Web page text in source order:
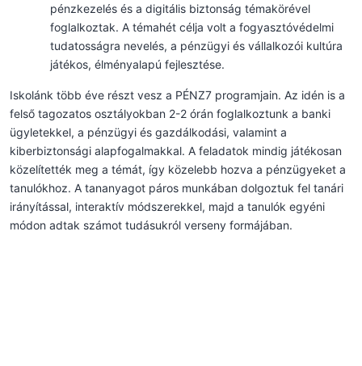
pénzkezelés és a digitális biztonság témakörével
foglalkoztak. A témahét célja volt a fogyasztóvédelmi
tudatosságra nevelés, a pénzügyi és vállalkozói kultúra
játékos, élményalapú fejlesztése.
Iskolánk több éve részt vesz a PÉNZ7 programjain. Az idén is a
felső tagozatos osztályokban 2-2 órán foglalkoztunk a banki
ügyletekkel, a pénzügyi és gazdálkodási, valamint a
kiberbiztonsági alapfogalmakkal. A feladatok mindig játékosan
közelítették meg a témát, így közelebb hozva a pénzügyeket a
tanulókhoz. A tananyagot páros munkában dolgoztuk fel tanári
irányítással, interaktív módszerekkel, majd a tanulók egyéni
módon adtak számot tudásukról verseny formájában.